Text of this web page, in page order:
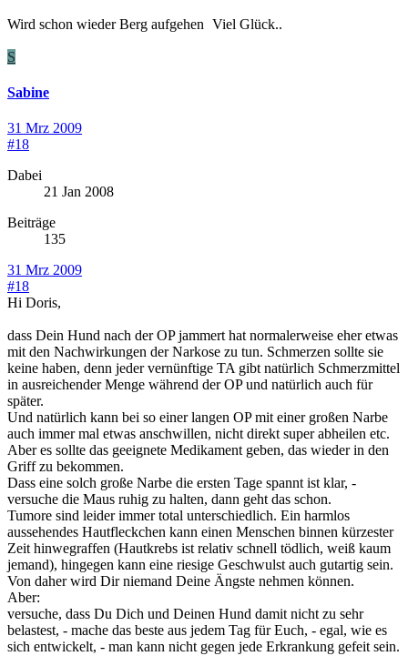
Wird schon wieder Berg aufgehen Viel Glück..
S
Sabine
31 Mrz 2009
#18
Dabei
21 Jan 2008
Beiträge
135
31 Mrz 2009
#18
Hi Doris,
dass Dein Hund nach der OP jammert hat normalerweise eher etwas
mit den Nachwirkungen der Narkose zu tun. Schmerzen sollte sie
keine haben, denn jeder vernünftige TA gibt natürlich Schmerzmittel
in ausreichender Menge während der OP und natürlich auch für
später.
Und natürlich kann bei so einer langen OP mit einer großen Narbe
auch immer mal etwas anschwillen, nicht direkt super abheilen etc.
Aber es sollte das geeignete Medikament geben, das wieder in den
Griff zu bekommen.
Dass eine solch große Narbe die ersten Tage spannt ist klar, -
versuche die Maus ruhig zu halten, dann geht das schon.
Tumore sind leider immer total unterschiedlich. Ein harmlos
aussehendes Hautfleckchen kann einen Menschen binnen kürzester
Zeit hinwegraffen (Hautkrebs ist relativ schnell tödlich, weiß kaum
jemand), hingegen kann eine riesige Geschwulst auch gutartig sein.
Von daher wird Dir niemand Deine Ängste nehmen können.
Aber:
versuche, dass Du Dich und Deinen Hund damit nicht zu sehr
belastest, - mache das beste aus jedem Tag für Euch, - egal, wie es
sich entwickelt, - man kann nicht gegen jede Erkrankung gefeit sein.